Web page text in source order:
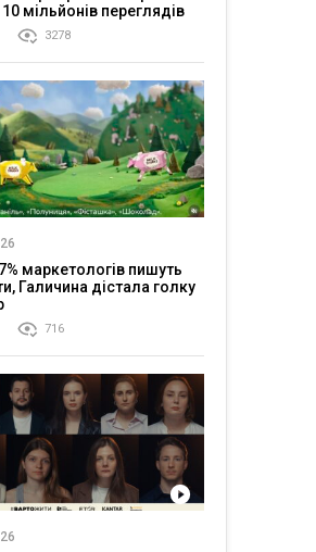
мільйонів переглядів
3278
маркетологів пишуть
Галичина дістала голку
716